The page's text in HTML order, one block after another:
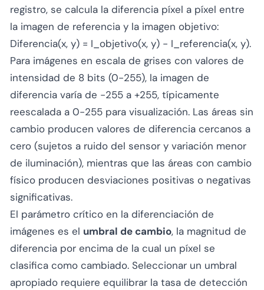
registro, se calcula la diferencia píxel a píxel entre
la imagen de referencia y la imagen objetivo:
Diferencia(x, y) = I_objetivo(x, y) - I_referencia(x, y).
Para imágenes en escala de grises con valores de
intensidad de 8 bits (0-255), la imagen de
diferencia varía de -255 a +255, típicamente
reescalada a 0-255 para visualización. Las áreas sin
cambio producen valores de diferencia cercanos a
cero (sujetos a ruido del sensor y variación menor
de iluminación), mientras que las áreas con cambio
físico producen desviaciones positivas o negativas
significativas.
El parámetro crítico en la diferenciación de
imágenes es el umbral de cambio, la magnitud de
diferencia por encima de la cual un píxel se
clasifica como cambiado. Seleccionar un umbral
apropiado requiere equilibrar la tasa de detección